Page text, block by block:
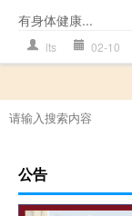
有身体健康...
lts 02-10
公告